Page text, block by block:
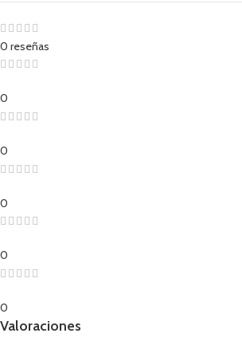
0 reseñas
0
0
0
0
0
Valoraciones